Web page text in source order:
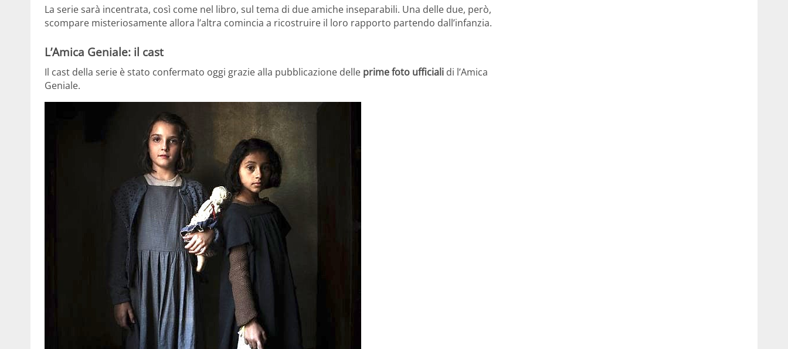
La serie sarà incentrata, così come nel libro, sul tema di due amiche inseparabili. Una delle due, però,
scompare misteriosamente allora l’altra comincia a ricostruire il loro rapporto partendo dall’infanzia.
L’Amica Geniale: il cast
Il cast della serie è stato confermato oggi grazie alla pubblicazione delle prime foto ufficiali di l’Amica
Geniale.